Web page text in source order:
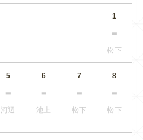
1
松下
5
河辺
6
池上
7
松下
8
松下